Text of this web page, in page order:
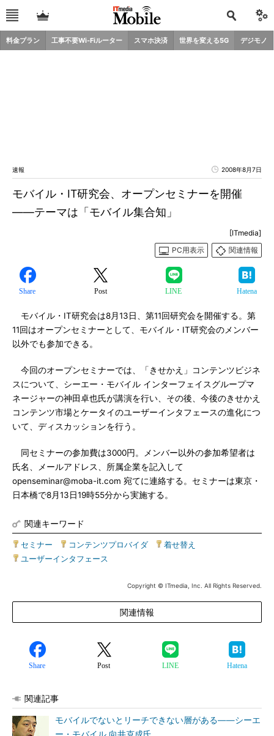
料金プラン 工事不要Wi-Fiルーター スマホ決済 世界を変える5G デジモノ
速報 2008年8月7日
モバイル・IT研究会、オープンセミナーを開催
――テーマは「モバイル集合知」
[ITmedia]
PC用表示
関連情報
Share Post LINE Hatena
モバイル・IT研究会は8月13日、第11回研究会を開催する。第
11回はオープンセミナーとして、モバイル・IT研究会のメンバー
以外でも参加できる。
今回のオープンセミナーでは、「きせかえ」コンテンツビジネ
スについて、シーエー・モバイル インターフェイスグループマ
ネージャーの神田卓也氏が講演を行い、その後、今後のきせかえ
コンテンツ市場とケータイのユーザーインタフェースの進化につ
いて、ディスカッションを行う。
同セミナーの参加費は3000円。メンバー以外の参加希望者は
氏名、メールアドレス、所属企業を記入して
openseminar@moba-it.com 宛てに連絡する。セミナーは東京・
日本橋で8月13日19時55分から実施する。
関連キーワード
セミナー コンテンツプロバイダ 着せ替え
ユーザーインタフェース
Copyright © ITmedia, Inc. All Rights Reserved.
関連情報
Share Post LINE Hatena
関連記事
モバイルでないとリーチできない層がある――シーエ